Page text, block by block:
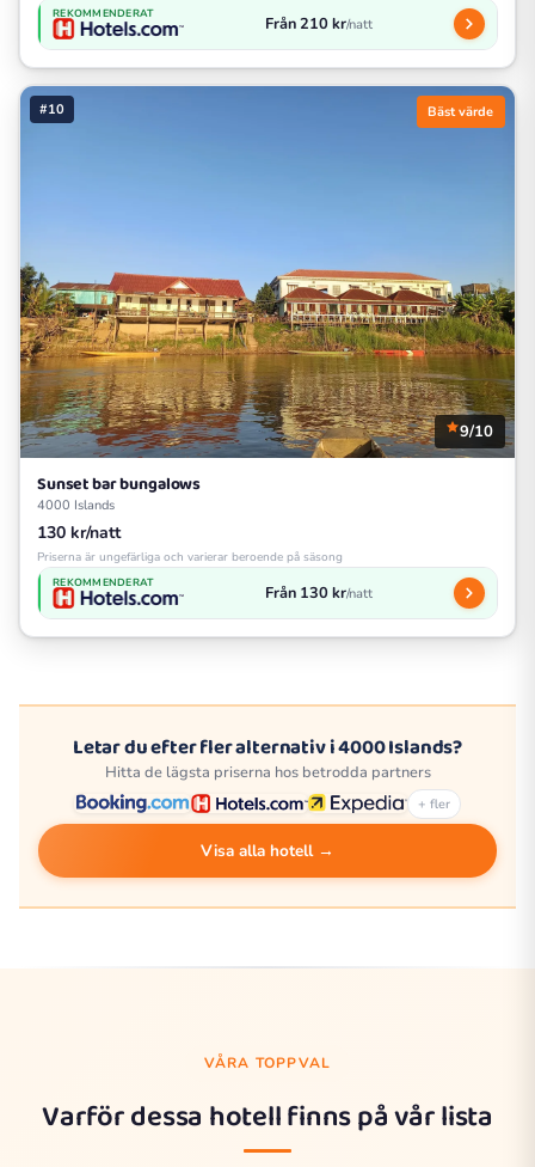
REKOMMENDERAT Från 210 kr/natt
#10 Bäst värde
9/10
Sunset bar bungalows
4000 Islands
130 kr/natt
Priserna är ungefärliga och varierar beroende på säsong
REKOMMENDERAT Från 130 kr/natt
Letar du efter fler alternativ i 4000 Islands?
Hitta de lägsta priserna hos betrodda partners
+ fler
Visa alla hotell →
VÅRA TOPPVAL
Varför dessa hotell finns på vår lista